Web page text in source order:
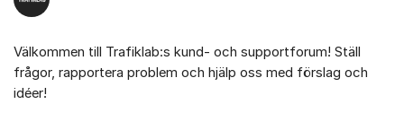
Välkommen till Trafiklab:s kund- och supportforum! Ställ
frågor, rapportera problem och hjälp oss med förslag och
idéer!